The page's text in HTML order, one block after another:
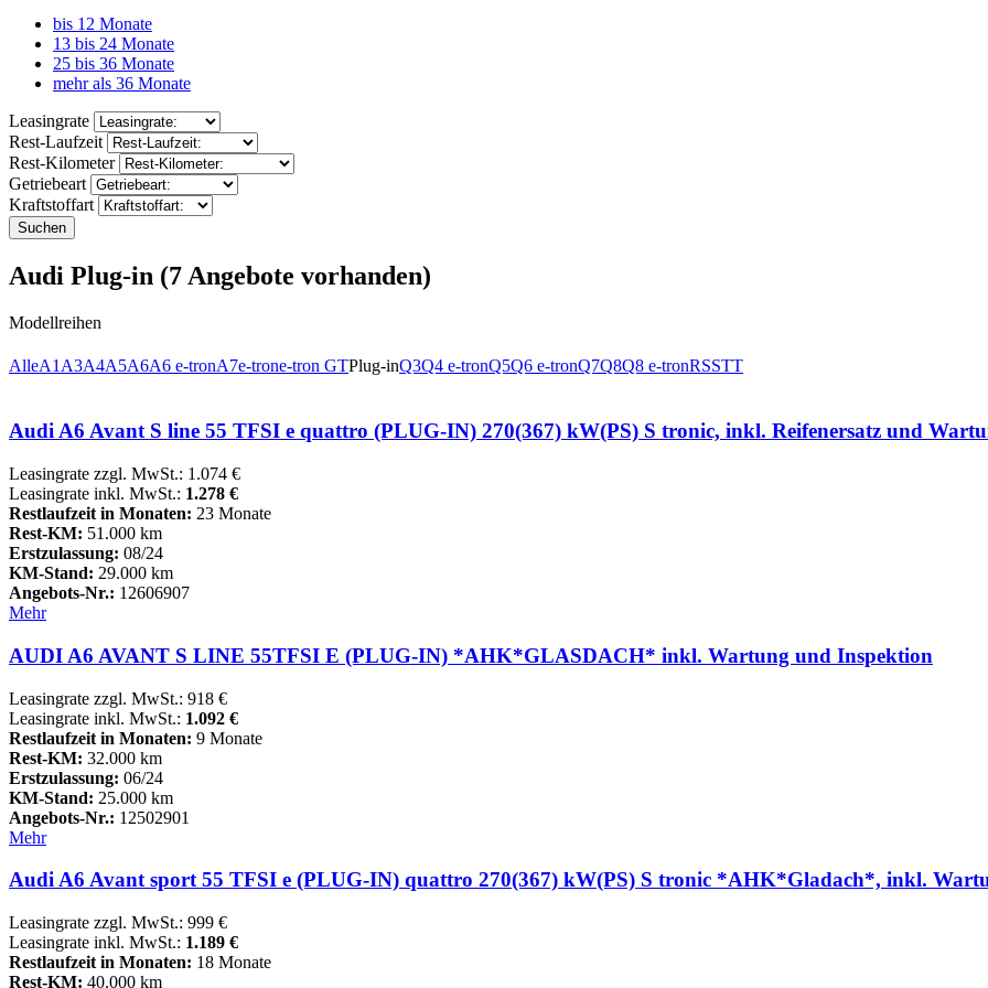
bis 12 Monate
13 bis 24 Monate
25 bis 36 Monate
mehr als 36 Monate
Leasingrate
Rest-Laufzeit
Rest-Kilometer
Getriebeart
Kraftstoffart
Suchen
Audi Plug-in (7 Angebote vorhanden)
Modellreihen
AlleA1 A3A4A5A6A6 e-tronA7e-trone-tron GTPlug-inQ3Q4 e-tronQ5Q6 e-tronQ7Q8Q8 e-tronRSSTT
Audi A6 Avant S line 55 TFSI e quattro (PLUG-IN) 270(367) kW(PS) S tronic, inkl. Reifenersatz und
Leasingrate zzgl. MwSt.: 1.074 €
Leasingrate inkl. MwSt.: 1.278 €
Restlaufzeit in Monaten: 23 Monate
Rest-KM: 51.000 km
Erstzulassung: 08/24
KM-Stand: 29.000 km
Angebots-Nr.: 12606907
Mehr
AUDI A6 AVANT S LINE 55TFSI E (PLUG-IN) *AHK*GLASDACH* inkl. Wartung und Inspektion
Leasingrate zzgl. MwSt.: 918 €
Leasingrate inkl. MwSt.: 1.092 €
Restlaufzeit in Monaten: 9 Monate
Rest-KM: 32.000 km
Erstzulassung: 06/24
KM-Stand: 25.000 km
Angebots-Nr.: 12502901
Mehr
Audi A6 Avant sport 55 TFSI e (PLUG-IN) quattro 270(367) kW(PS) S tronic *AHK*Gladach*, inkl.
Leasingrate zzgl. MwSt.: 999 €
Leasingrate inkl. MwSt.: 1.189 €
Restlaufzeit in Monaten: 18 Monate
Rest-KM: 40.000 km